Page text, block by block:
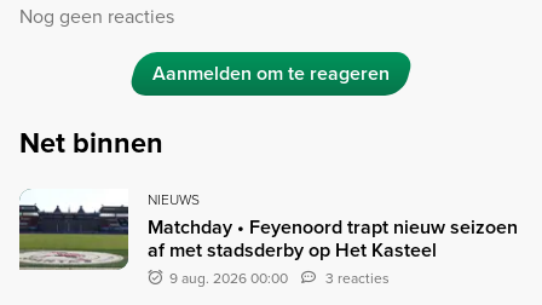
Nog geen reacties
Aanmelden om te reageren
Net binnen
NIEUWS
Matchday • Feyenoord trapt nieuw seizoen
af met stadsderby op Het Kasteel
9 aug. 2026 00:00 3 reacties